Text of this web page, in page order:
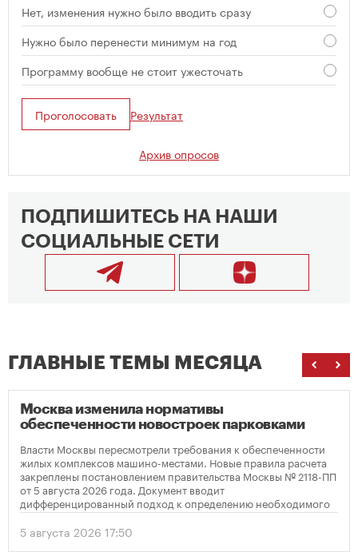
Нет, изменения нужно было вводить сразу
Нужно было перенести минимум на год
Программу вообще не стоит ужесточать
Проголосовать Результат
Архив опросов
ПОДПИШИТЕСЬ НА НАШИ
СОЦИАЛЬНЫЕ СЕТИ
ГЛАВНЫЕ ТЕМЫ МЕСЯЦА
Москва изменила нормативы
обеспеченности новостроек парковками
Власти Москвы пересмотрели требования к обеспеченности
жилых комплексов машино-местами. Новые правила расчета
закреплены постановлением правительства Москвы № 2118-ПП
от 5 августа 2026 года. Документ вводит
дифференцированный подход к определению необходимого
количества парковок в зависимости от площади квартир и
устанавливает переходный период для уже согласованных
проектов.
5 августа 2026 17:50